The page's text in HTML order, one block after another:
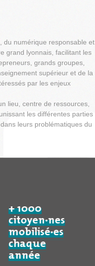
du numérique responsable et
grand lyonnais, facilitant les
grands groupes,
supérieur et de la
par les enjeux
lieu, centre de ressources,
les différentes parties
leurs problématiques du
+ 1000
citoyen·nes
mobilisé·es
chaque
année